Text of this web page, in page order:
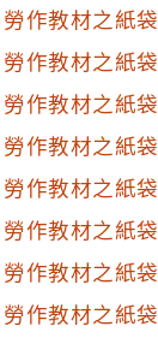
作教材之紙袋
作教材之紙袋
作教材之紙袋
作教材之紙袋
作教材之紙袋
作教材之紙袋
作教材之紙袋
作教材之紙袋